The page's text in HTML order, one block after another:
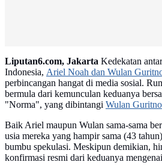
Liputan6.com, Jakarta Kedekatan
Indonesia, Ariel Noah dan Wulan
perbincangan hangat di media sosial.
bermula dari kemunculan keduanya
"Norma", yang dibintangi Wulan Guritno
Baik Ariel maupun Wulan sama-sama
usia mereka yang hampir sama (43
bumbu spekulasi. Meskipun demikian,
konfirmasi resmi dari keduanya